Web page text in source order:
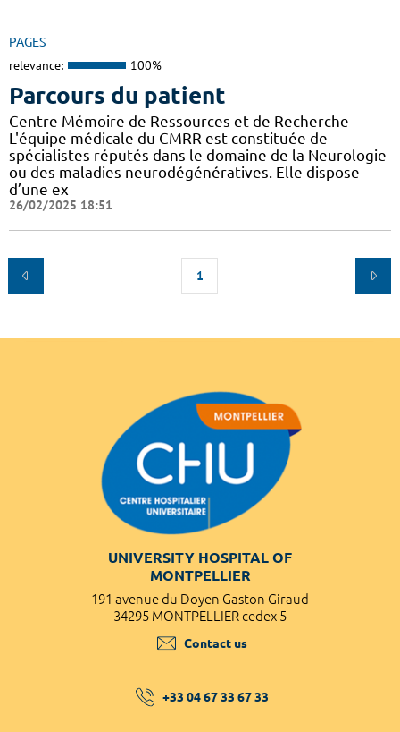
PAGES
relevance: 100%
Parcours du patient
Centre Mémoire de Ressources et de Recherche
L'équipe médicale du CMRR est constituée de
spécialistes réputés dans le domaine de la Neurologie
ou des maladies neurodégénératives. Elle dispose
d’une ex
26/02/2025 18:51
1
UNIVERSITY HOSPITAL OF
MONTPELLIER
191 avenue du Doyen Gaston Giraud
34295 MONTPELLIER cedex 5
Contact us
+33 04 67 33 67 33